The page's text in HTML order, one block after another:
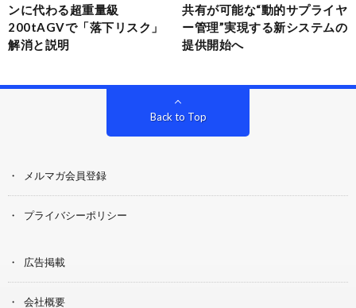
ンに代わる超重量級
200tAGVで「落下リスク」
解消と説明
共有が可能な“動的サプライヤ
ー管理”実現する新システムの
提供開始へ
Back to Top
メルマガ会員登録
プライバシーポリシー
広告掲載
会社概要